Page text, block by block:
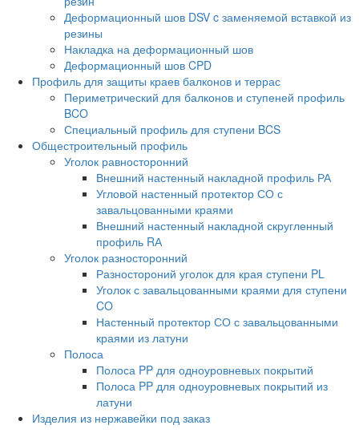
Деформационный шов DSV c заменяемой вставкой из
резины
Накладка на деформационный шов
Деформационный шов CPD
Профиль для защиты краев балконов и террас
Периметрический для балконов и ступеней профиль
BCO
Специальный профиль для ступени BCS
Общестроительный профиль
Уголок равносторонний
Внешний настенный накладной профиль РА
Угловой настенный протектор СО с
завальцованными краями
Внешний настенный накладной скругленный
профиль RА
Уголок разносторонний
Разностороний уголок для края ступени PL
Уголок с завальцованными краями для ступени
CO
Настенный протектор СО с завальцованными
краями из латуни
Полоса
Полоса PP для одноуровневых покрытий
Полоса PP для одноуровневых покрытий из
латуни
Изделия из нержавейки под заказ